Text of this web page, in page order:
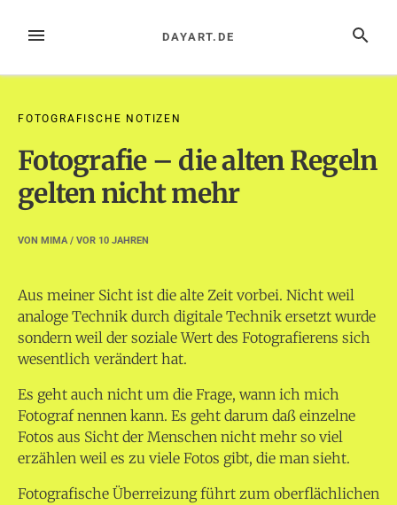
InhaltMENÜ SUCHE
DAYART.DE
FOTOGRAFISCHE NOTIZEN
Fotografie – die alten Regeln
gelten nicht mehr
VON MIMA/ VOR 10 JAHREN
Aus meiner Sicht ist die alte Zeit vorbei. Nicht weil
analoge Technik durch digitale Technik ersetzt wurde
sondern weil der soziale Wert des Fotografierens sich
wesentlich verändert hat.
Es geht auch nicht um die Frage, wann ich mich
Fotograf nennen kann. Es geht darum daß einzelne
Fotos aus Sicht der Menschen nicht mehr so viel
erzählen weil es zu viele Fotos gibt, die man sieht.
Fotografische Überreizung führt zum oberflächlichen